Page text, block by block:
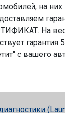
на
На
гарантия
с вашего